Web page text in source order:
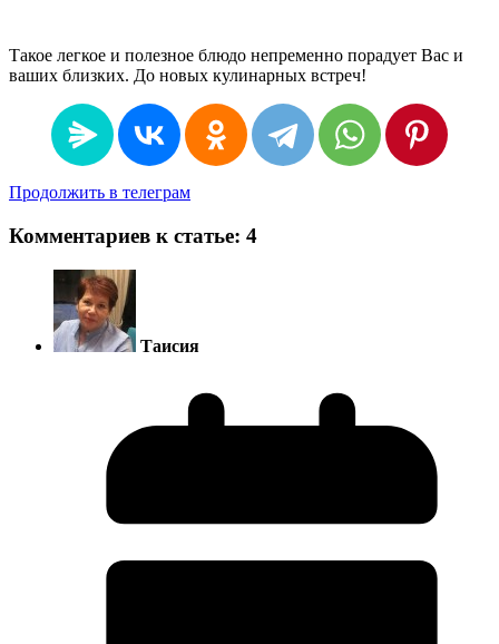
Такое легкое и полезное блюдо непременно порадует Вас и
ваших близких. До новых кулинарных встреч!
Продолжить в телеграм
Комментариев к статье: 4
Таисия